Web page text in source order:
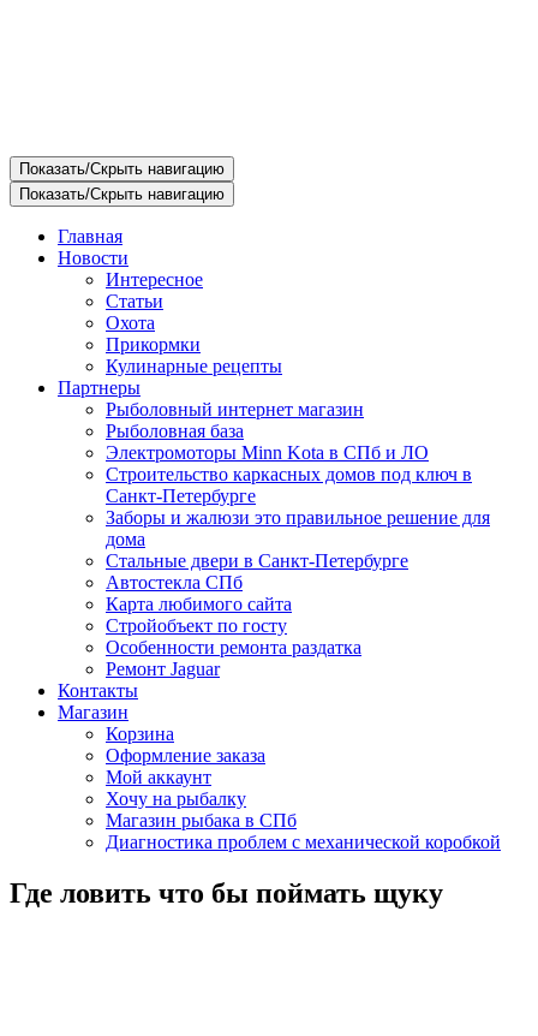
Показать/Скрыть навигацию
Показать/Скрыть навигацию
Главная
Новости
Интересное
Статьи
Охота
Прикормки
Кулинарные рецепты
Партнеры
Рыболовный интернет магазин
Рыболовная база
Электромоторы Minn Kota в СПб и ЛО
Строительство каркасных домов под ключ в
Санкт-Петербурге
Заборы и жалюзи это правильное решение для
дома
Стальные двери в Санкт-Петербурге
Автостекла СПб
Карта любимого сайта
Стройобъект по госту
Особенности ремонта раздатка
Ремонт Jaguar
Контакты
Магазин
Корзина
Оформление заказа
Мой аккаунт
Хочу на рыбалку
Магазин рыбака в СПб
Диагностика проблем с механической коробкой
Где ловить что бы поймать щуку